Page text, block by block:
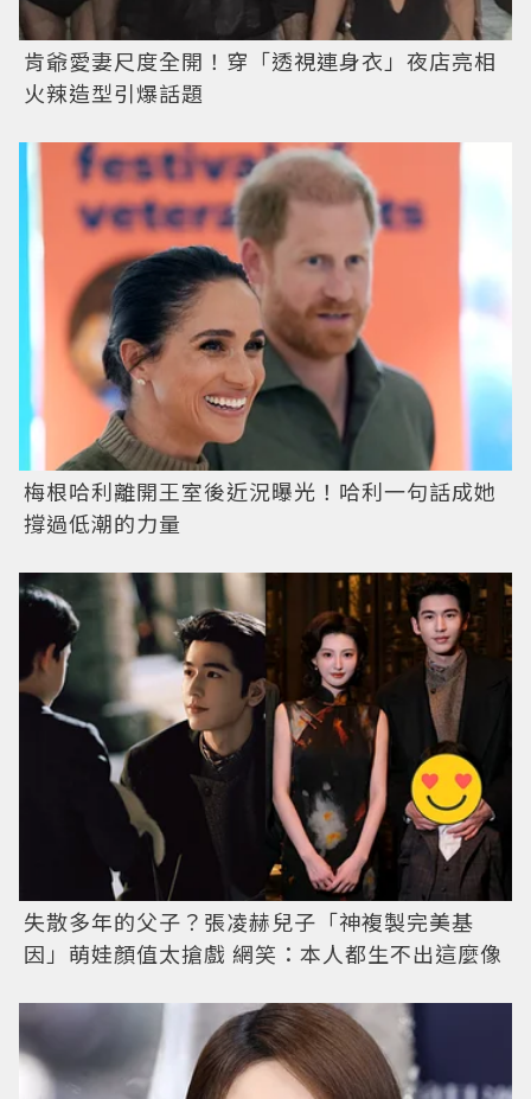
肯爺愛妻尺度全開！穿「透視連身衣」夜店亮相
火辣造型引爆話題
梅根哈利離開王室後近況曝光！哈利一句話成她
撐過低潮的力量
失散多年的父子？張凌赫兒子「神複製完美基
因」萌娃顏值太搶戲 網笑：本人都生不出這麼像